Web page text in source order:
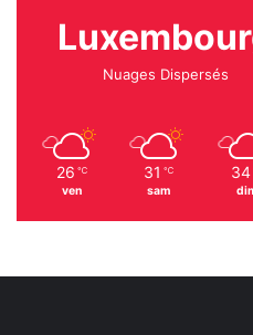
Nuages Dispersés
26 ℃
ven
31 ℃
sam
34